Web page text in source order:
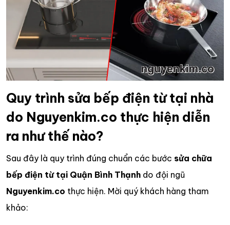
Quy trình sửa bếp điện từ tại nhà
do Nguyenkim.co thực hiện diễn
ra như thế nào?
Sau đây là quy trình đúng chuẩn các bước sửa chữa
bếp điện từ tại Quận Bình Thạnh do đội ngũ
Nguyenkim.co thực hiện. Mời quý khách hàng tham
khảo: